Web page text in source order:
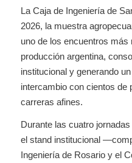
La Caja de Ingeniería de
2026, la muestra
uno de los encuentros
producción argentina,
institucional y generando
intercambio con cientos de
carreras afines.
Durante las cuatro
el stand institucional
Ingeniería de Rosario y el